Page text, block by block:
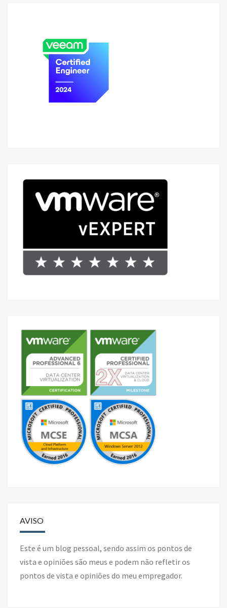
AVISO
Este é um blog pessoal, sendo assim os pontos de
vista e opiniões são meus e podem não refletir os
pontos de vista e opiniões do meu empregador.